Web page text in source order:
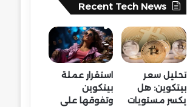
Recent Tech News
تحليل سعر
بيتكوين: هل
يكسر مستويات
استقرار عملة
بيتكوين
وتفوقها على